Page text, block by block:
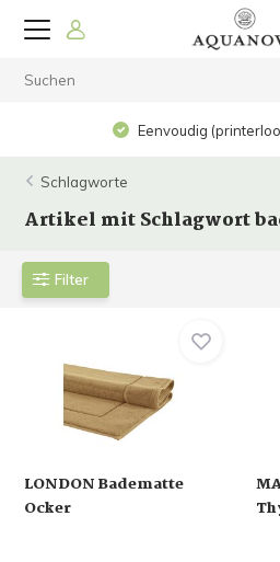
Eenvoudig
Schlagworte
Artikel mit Schlagwort
Filter
LONDON Badematte
Ocker